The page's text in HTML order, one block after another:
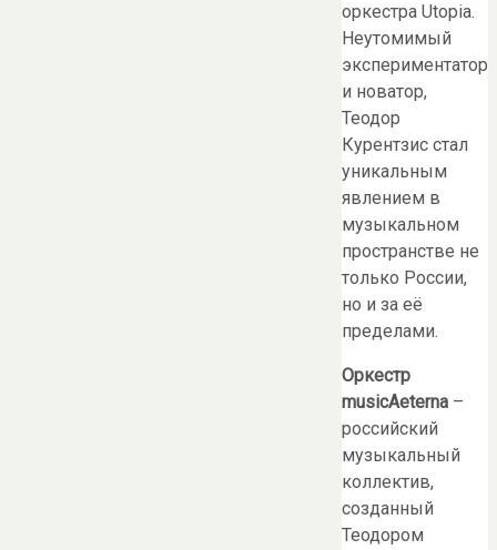
оркестра Utopia.
Неутомимый
экспериментатор
и новатор,
Теодор
Курентзис стал
уникальным
явлением в
музыкальном
пространстве не
только России,
но и за её
пределами.
Оркестр
musicAeterna –
российский
музыкальный
коллектив,
созданный
Теодором